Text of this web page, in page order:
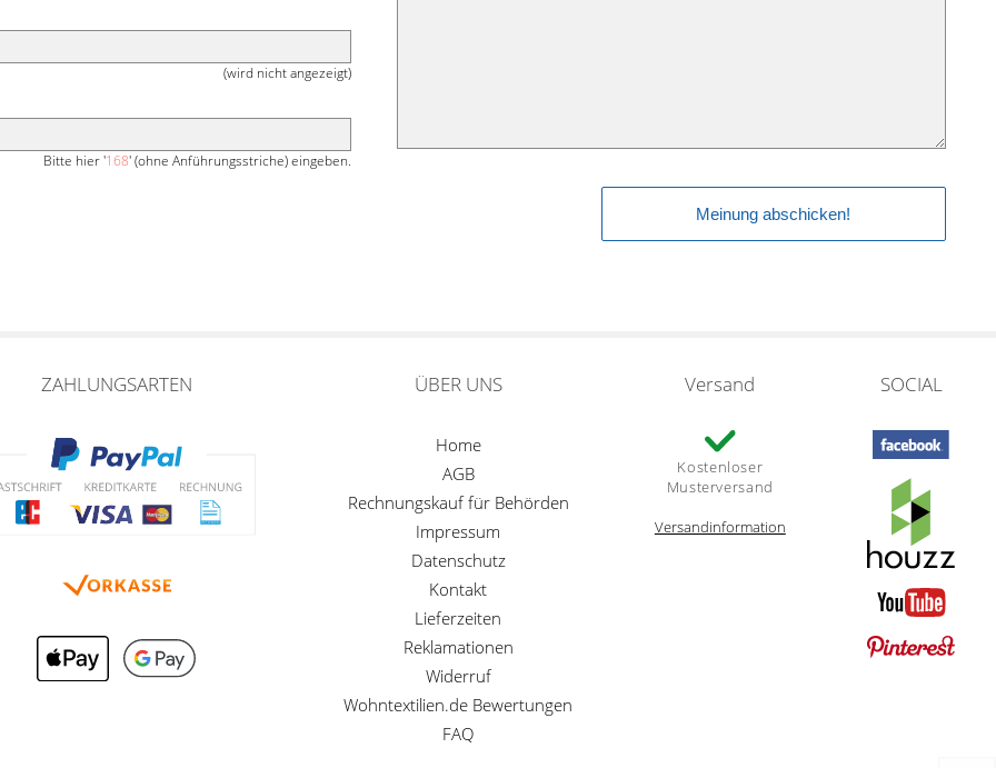
(wird nicht angezeigt)
Bitte hier '168' (ohne Anführungsstriche) eingeben.
ZAHLUNGSARTEN ÜBER UNS
Home
AGB
Rechnungskauf für Behörden
Impressum
Datenschutz
Kontakt
Lieferzeiten
Reklamationen
Widerruf
Wohntextilien.de Bewertungen
FAQ
Versand
Kostenloser
Musterversand
Versandinformation
SOCIAL